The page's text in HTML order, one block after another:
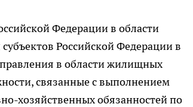
Федерации в области
Российской Федерации в
в области жилищных
связанные с выполнением
хозяйственных обязанностей по